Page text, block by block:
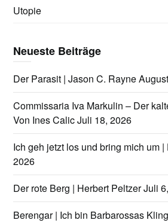
Utopie
Neueste Beiträge
Der Parasit | Jason C. Rayne
Commissaria Iva Markulin – Der
Von Ines CalicJuli 18, 2026
Ich geh jetzt los und bring mich um |
2026
Der rote Berg | Herbert PeltzerJuli
Berengar | Ich bin Barbarossas